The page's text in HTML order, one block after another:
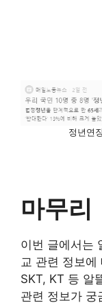
정년연
마무리
이번 글에서는
교 관련 정보에
SKT, KT 등 알
관련 정보가 궁